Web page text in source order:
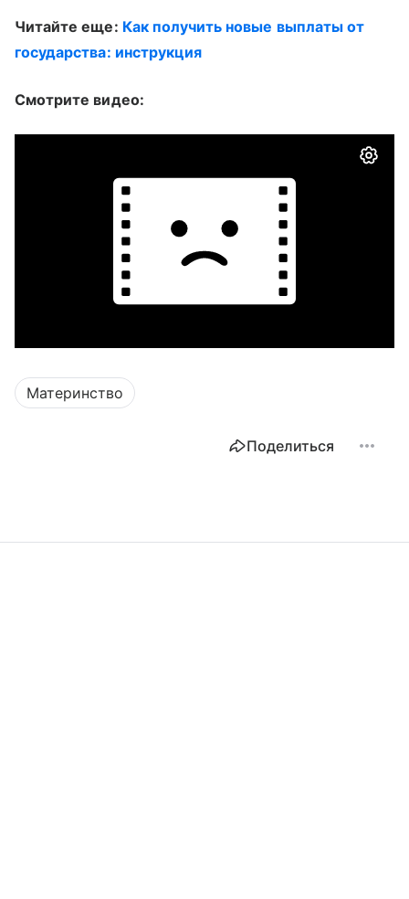
Читайте еще: Как получить новые выплаты от
государства: инструкция
Смотрите видео:
Материнство
Поделиться